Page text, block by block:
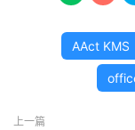
AAct KMS
上一篇